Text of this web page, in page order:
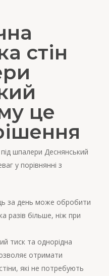
стін
це
шпалери Деснянський
у порівнянні з
за день може обробити
разів більше, ніж при
тиск та однорідна
отримати
які не потребують